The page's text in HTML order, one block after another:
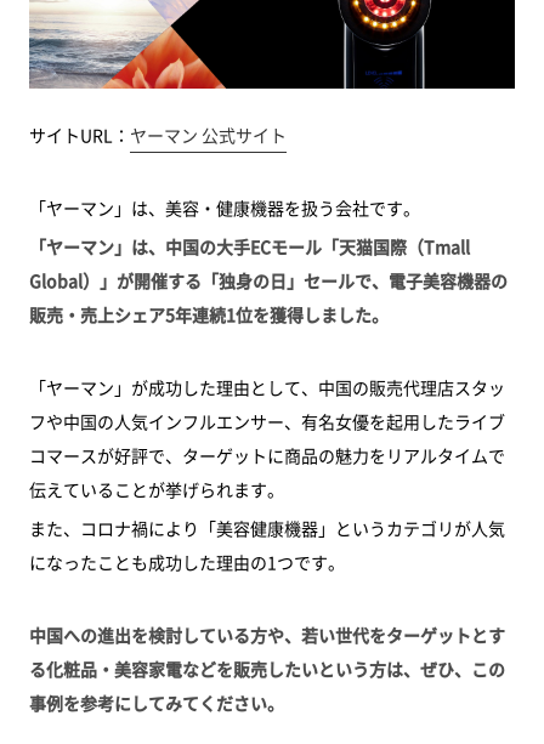
サイトURL： ヤーマン 公式サイト
「ヤーマン」は、美容・健康機器を扱う会社です。
「ヤーマン」は、中国の大手ECモール「天猫国際（Tmall
Global）」が開催する「独身の日」セールで、電子美容機器の
販売・売上シェア5年連続1位を獲得しました。
「ヤーマン」が成功した理由として、中国の販売代理店スタッ
フや中国の人気インフルエンサー、有名女優を起用したライブ
コマースが好評で、ターゲットに商品の魅力をリアルタイムで
伝えていることが挙げられます。
また、コロナ禍により「美容健康機器」というカテゴリが人気
になったことも成功した理由の1つです。
中国への進出を検討している方や、若い世代をターゲットとす
る化粧品・美容家電などを販売したいという方は、ぜひ、この
事例を参考にしてみてください。